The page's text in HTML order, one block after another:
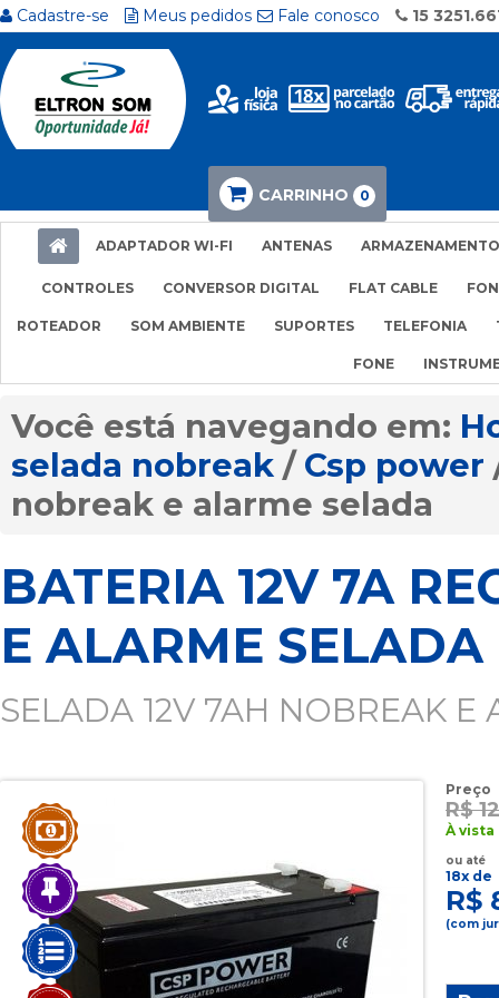
Cadastre-se Meus pedidos Fale conosco 15
CARRINHO 0
ADAPTADOR WI-FI ANTENAS ARMAZENAMENTO
CONTROLES CONVERSOR DIGITAL FLAT CABLE
ROTEADOR SOM AMBIENTE SUPORTES TELEFONIA
FONE
selada nobreak
Csp power
nobreak e alarme selada
BATERIA 12V 7A
E ALARME SELADA
SELADA 12V 7AH NOBREAK E
Preço
R$
À
ou até
18x de
R$
(com